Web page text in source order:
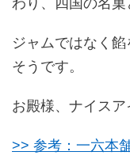
ジャムではなく
そうです。
お殿様、ナイス
>> 参考：一六本